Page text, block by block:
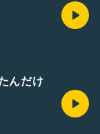
んだけ